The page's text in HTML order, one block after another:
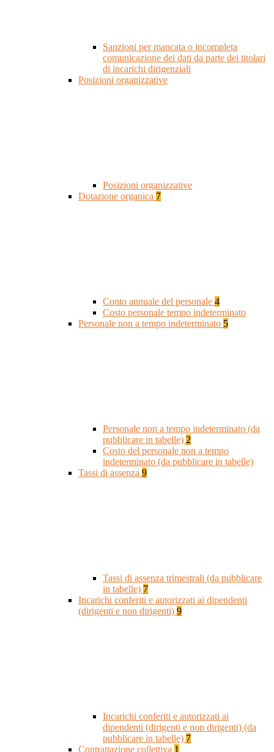
Sanzioni per mancata o incompleta
comunicazione dei dati da parte dei titolari
di incarichi dirigenziali
Posizioni organizzative
Posizioni organizzative
Dotazione organica 7
Conto annuale del personale 4
Costo personale tempo indeterminato
Personale non a tempo indeterminato 5
Personale non a tempo indeterminato (da
pubblicare in tabelle) 2
Costo del personale non a tempo
indeterminato (da pubblicare in tabelle)
Tassi di assenza 9
Tassi di assenza trimestrali (da pubblicare
in tabelle) 7
Incarichi conferiti e autorizzati ai dipendenti
(dirigenti e non dirigenti) 9
Incarichi conferiti e autorizzati ai
dipendenti (dirigenti e non dirigenti) (da
pubblicare in tabelle) 7
Contrattazione collettiva 1